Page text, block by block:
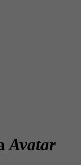
Avatar